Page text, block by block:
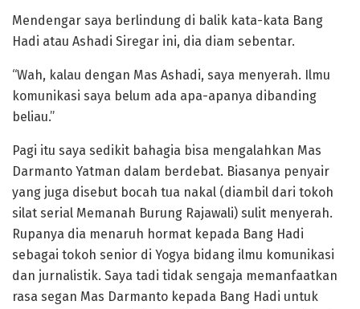
Mendengar saya berlindung di balik kata-kata Bang
Hadi atau Ashadi Siregar ini, dia diam sebentar.
“Wah, kalau dengan Mas Ashadi, saya menyerah. Ilmu
komunikasi saya belum ada apa-apanya dibanding
beliau.”
Pagi itu saya sedikit bahagia bisa mengalahkan Mas
Darmanto Yatman dalam berdebat. Biasanya penyair
yang juga disebut bocah tua nakal (diambil dari tokoh
silat serial Memanah Burung Rajawali) sulit menyerah.
Rupanya dia menaruh hormat kepada Bang Hadi
sebagai tokoh senior di Yogya bidang ilmu komunikasi
dan jurnalistik. Saya tadi tidak sengaja memanfaatkan
rasa segan Mas Darmanto kepada Bang Hadi untuk